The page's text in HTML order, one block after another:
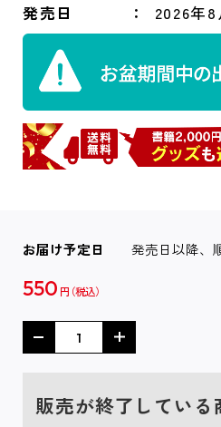
発売日
2026年
お届け予定日 発売日以降、
550 円
販売が終了している